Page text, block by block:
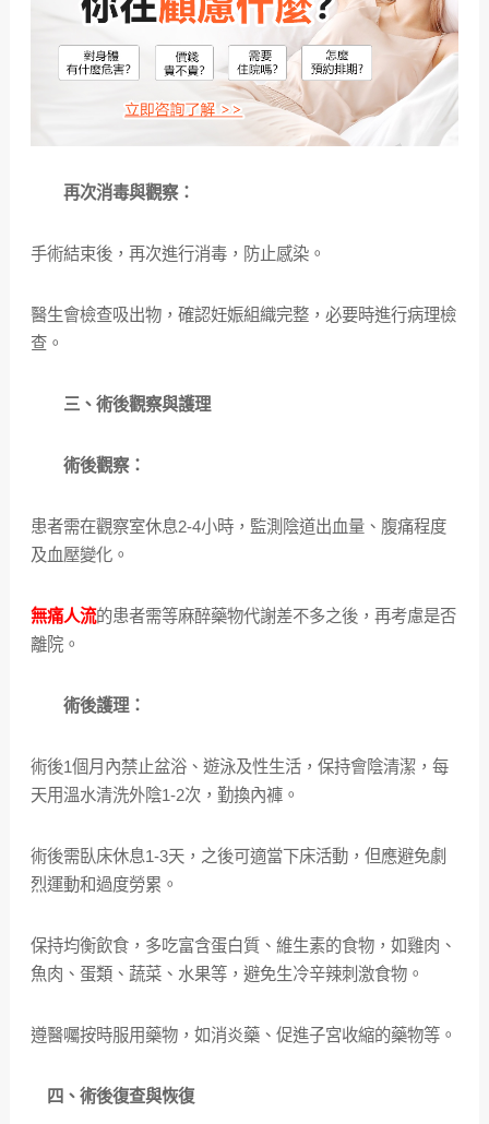
再次消毒與觀察：
手術結束後，再次進行消毒，防止感染。
醫生會檢查吸出物，確認妊娠組織完整，必要時進行病理檢
查。
三、術後觀察與護理
術後觀察：
患者需在觀察室休息2-4小時，監測陰道出血量、腹痛程度
及血壓變化。
無痛人流的患者需等麻醉藥物代謝差不多之後，再考慮是否
離院。
術後護理：
術後1個月內禁止盆浴、遊泳及性生活，保持會陰清潔，每
天用溫水清洗外陰1-2次，勤換內褲。
術後需臥床休息1-3天，之後可適當下床活動，但應避免劇
烈運動和過度勞累。
保持均衡飲食，多吃富含蛋白質、維生素的食物，如雞肉、
魚肉、蛋類、蔬菜、水果等，避免生冷辛辣刺激食物。
遵醫囑按時服用藥物，如消炎藥、促進子宮收縮的藥物等。
四、術後復查與恢復